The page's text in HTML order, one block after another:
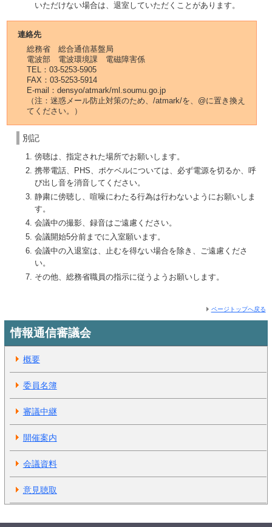
いただけない場合は、退室していただくことがあります。
連絡先
総務省 総合通信基盤局
電波部 電波環境課 電磁障害係
TEL：03-5253-5905
FAX：03-5253-5914
E-mail：densyo/atmark/ml.soumu.go.jp
（注：迷惑メール防止対策のため、/atmark/を、@に置き換え
てください。）
別記
傍聴は、指定された場所でお願いします。
携帯電話、PHS、ポケベルについては、必ず電源を切るか、呼
び出し音を消音してください。
静粛に傍聴し、喧噪にわたる行為は行わないようにお願いしま
す。
会議中の撮影、録音はご遠慮ください。
会議開始5分前までに入室願います。
会議中の入退室は、止むを得ない場合を除き、ご遠慮くださ
い。
その他、総務省職員の指示に従うようお願いします。
ページトップへ戻る
情報通信審議会
概要
委員名簿
審議中継
開催案内
会議資料
意見聴取